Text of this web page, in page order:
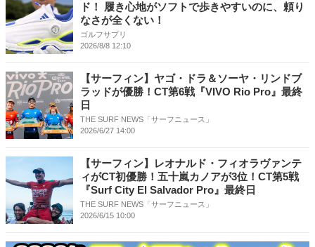
ド！ 履き心地がソフトで歩きやすいのに、頼り
なさが全くない！
ゴルフサプリ
2026/8/8 12:10
【サーフィン】ヤゴ・ドラ＆ソーヤ・リンドブ
ラッドが優勝！CT第6戦『VIVO Rio Pro』最終
日
THE SURF NEWS「サーフニュース」
2026/6/27 14:00
【サーフィン】レオナルド・フィオラヴァンテ
ィがCT初優勝！五十嵐カノアが3位！CT第5戦
『Surf City El Salvador Pro』最終日
THE SURF NEWS「サーフニュース」
2026/6/15 10:00